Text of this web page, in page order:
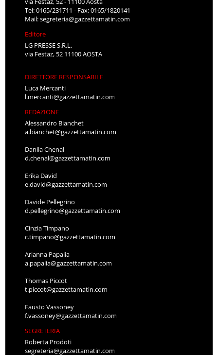
Tel: 0165/231711 - Fax: 0165/1820141
Mail:segreteria@gazzettamatin.com
Editore
LG PRESSE S.R.L.
via Festaz, 52 11100 AOSTA
DIRETTORE RESPONSABILE
Luca Mercanti
l.mercanti@gazzettamatin.com
REDAZIONE
Alessandro Bianchet
a.bianchet@gazzettamatin.com
Danila Chenal
d.chenal@gazzettamatin.com
Erika David
e.david@gazzettamatin.com
Davide Pellegrino
d.pellegrino@gazzettamatin.com
Cinzia Timpano
c.timpano@gazzettamatin.com
Arianna Papalia
a.papalia@gazzettamatin.com
Thomas Piccot
t.piccot@gazzettamatin.com
Fausto Vassoney
f.vassoney@gazzettamatin.com
SEGRETERIA
Roberta Prodoti
segreteria@gazzettamatin.com